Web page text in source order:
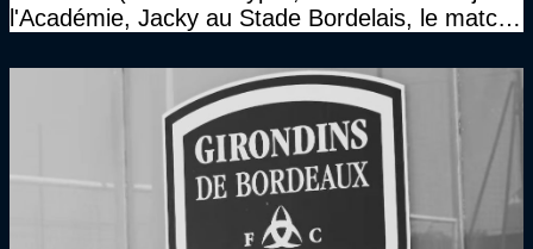
l'Académie, Jacky au Stade Bordelais, le match